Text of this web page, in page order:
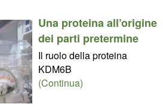
Una proteina all’origine
dei parti pretermine
Il ruolo della proteina
KDM6B
(Continua)